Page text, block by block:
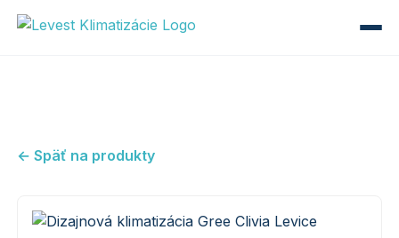
← Späť na produkty